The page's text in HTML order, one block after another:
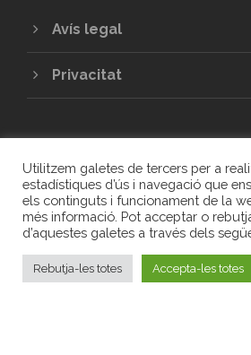
Avís legal
Privacitat
COPYRIGHT 2020 - UNIÓ DE
DE TREBALL ASSOCIAT
BALEARS
Utilitzem galetes de tercers per a
estadístiques d’ús i navegació que
els continguts i funcionament de la
més informació. Pot acceptar o
d’aquestes galetes a través dels
Rebutja-les totes Accepta-les totes